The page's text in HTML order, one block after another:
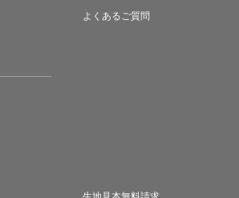
よくあるご質問